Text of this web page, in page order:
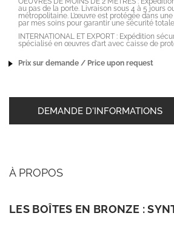
au pas de la porte. Livraison sous 4 à 5 jours
métropolitaine. L’œuvre est protégée dans
par mes soins pour garantir une sécurité
INTERNATIONAL ET EXPORT : Expédition
spécialisé en œuvres d'art avec caisse de
Prix sur demande / Price upon request
DEMANDE D'INFORMATIONS
À PROPOS
LES BOÎTES EN BRONZE :